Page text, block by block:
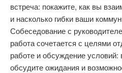
встреча: покажите, как вы
и насколько гибки ваши
Собеседование с
работа сочетается с целями
работе и обсуждение
обсудите ожидания и